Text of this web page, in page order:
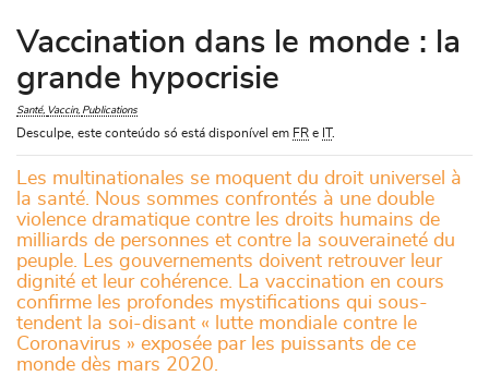
Vaccination dans le monde : la
grande hypocrisie
Santé Vaccin Publications
Desculpe, este conteúdo só está disponível em FR e IT.
Les multinationales se moquent du droit universel à
la santé. Nous sommes confrontés à une double
violence dramatique contre les droits humains de
milliards de personnes et contre la souveraineté du
peuple. Les gouvernements doivent retrouver leur
dignité et leur cohérence. La vaccination en cours
confirme les profondes mystifications qui sous-
tendent la soi-disant « lutte mondiale contre le
Coronavirus » exposée par les puissants de ce
monde dès mars 2020.